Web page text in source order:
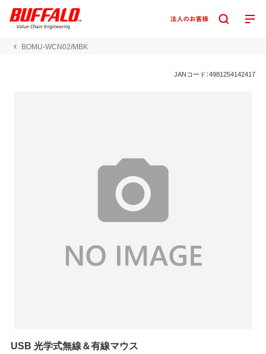
BOMU-WCN02/MBK
JANコード：4981254142417
USB 光学式無線＆有線マウス